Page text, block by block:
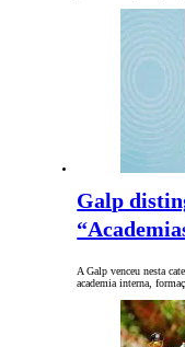
Galp
A Galp venceu nesta
academia interna,